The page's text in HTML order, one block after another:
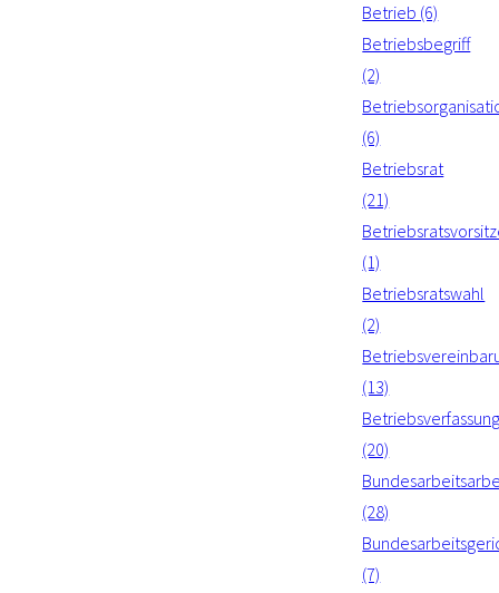
Betrieb (6)
Betriebsbegriff
(2)
(6)
Betriebsrat
(21)
(1)
Betriebsratswahl
(2)
(13)
(20)
(28)
(7)